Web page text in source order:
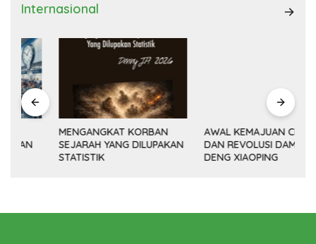
Internasional
MENGANGKAT KORBAN
SEJARAH YANG DILUPAKAN
STATISTIK
AWAL KEMAJUAN CINA
DAN REVOLUSI DAMAI
DENG XIAOPING